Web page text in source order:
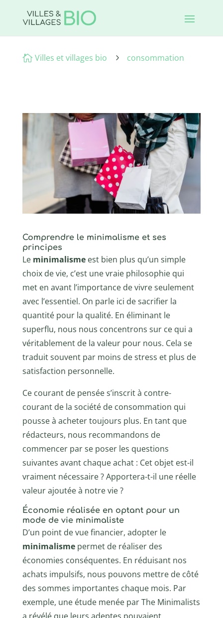
 Villes et villages bio 5 consommation
Comprendre le minimalisme et ses
principes
Le minimalismeest bien plus qu’un simple
choix de vie, c’est une vraie philosophie qui
met en avant l’importance de vivre seulement
avec l’essentiel. On parle ici de sacrifier la
quantité pour la qualité. En éliminant le
superflu, nous nous concentrons sur ce qui a
véritablement de la valeur pour nous. Cela se
traduit souvent par moins de stress et plus de
satisfaction personnelle.
Ce courant de pensée s’inscrit à contre-
courant de la société de consommation qui
pousse à acheter toujours plus. En tant que
rédacteurs, nous recommandons de
commencer par se poser les questions
suivantes avant chaque achat : Cet objet est-il
vraiment nécessaire ? Apportera-t-il une réelle
valeur ajoutée à notre vie ?
Économie réalisée en optant pour un
mode de vie minimaliste
D’un point de vue financier, adopter le
minimalismepermet de réaliser des
économies conséquentes. En réduisant nos
achats impulsifs, nous pouvons mettre de côté
des sommes importantes chaque mois. Par
exemple, une étude menée par The Minimalists
a révélé que leurs adeptes pouvaient